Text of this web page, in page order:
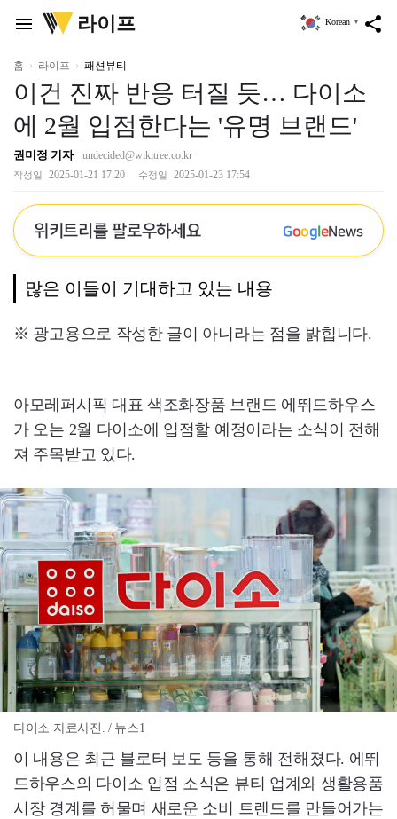
menu
위
키
리
라이프 share
Korean ▼
홈 라이프 패션뷰티
이건 진짜 반응 터질 듯… 다이소
에 2월 입점한다는 '유명 브랜드'
권미정 기자 undecided@wikitree.co.kr
작성일 2025-01-21 17:20 수정일 2025-01-23 17:54
위키트리를 팔로우하세요 GoogleNews
많은 이들이 기대하고 있는 내용
※ 광고용으로 작성한 글이 아니라는 점을 밝힙니다.
아모레퍼시픽 대표 색조화장품 브랜드 에뛰드하우스
가 오는 2월 다이소에 입점할 예정이라는 소식이 전해
져 주목받고 있다.
다이소 자료사진. / 뉴스1
이 내용은 최근 블로터 보도 등을 통해 전해졌다. 에뛰
드하우스의 다이소 입점 소식은 뷰티 업계와 생활용품
시장 경계를 허물며 새로운 소비 트렌드를 만들어가는